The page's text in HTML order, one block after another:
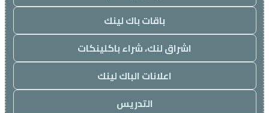
باقات باك لينك
اشراق لنك، شراء باكلينكات
اعلانات الباك لينك
التدريس